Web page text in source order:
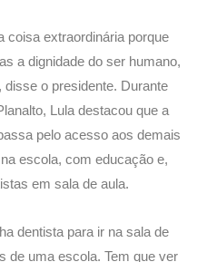
coisa extraordinária porque
a dignidade do ser humano,
disse o presidente. Durante
Lula destacou que a
pelo acesso aos demais
escola, com educação e,
em sala de aula.
dentista para ir na sala de
de uma escola. Tem que ver